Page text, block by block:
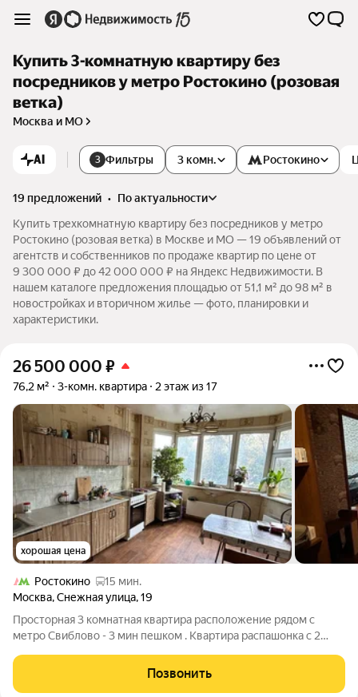
Купить 3-комнатную квартиру без
посредников у метро Ростокино (розовая
ветка)
Москва и МО
AI 3 Фильтры 3 комн. Ростокино
19 предложений •
по актуальности
Купить трехкомнатную квартиру без посредников у метро
Ростокино (розовая ветка) в Москве и МО — 19 объявлений от
агентств и собственников по продаже квартир по цене от
9 300 000 ₽ до 42 000 000 ₽ на Яндекс Недвижимости. В
нашем каталоге предложения площадью от 51,1 м² до 98 м² в
новостройках и вторичном жилье — фото, планировки и
характеристики.
26 500 000 ₽
76,2 м² 3-комн. квартира 2 этаж из 17
хорошая цена
Ростокино
15 мин.
Москва,Снежная улица,19
Просторная 3 комнатная квартира расположение рядом с
метро Свиблово - 3 мин пешком . Квартира распашонка с 2
окном , большой и просторный холл , все комнаты
изолированы 18,9/14,7/11,20 м2 Год
Позвонить